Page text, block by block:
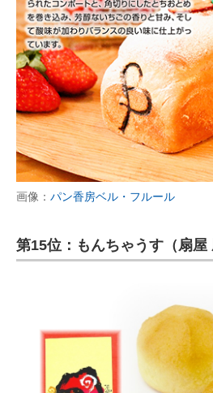
画像： パン香房ベル・フルール
第15位：もんちゃうす（扇屋